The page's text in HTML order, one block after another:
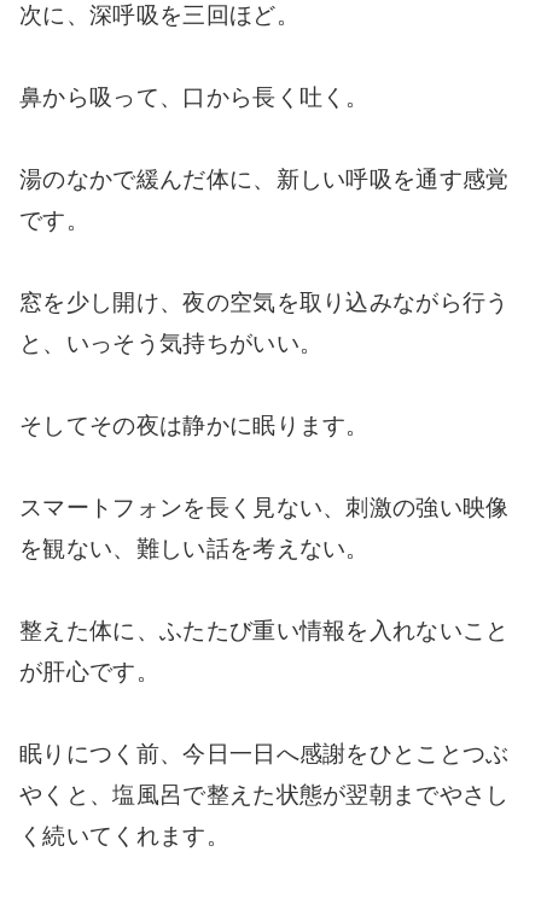
次に、深呼吸を三回ほど。
鼻から吸って、口から長く吐く。
湯のなかで緩んだ体に、新しい呼吸を通す感覚
です。
窓を少し開け、夜の空気を取り込みながら行う
と、いっそう気持ちがいい。
そしてその夜は静かに眠ります。
スマートフォンを長く見ない、刺激の強い映像
を観ない、難しい話を考えない。
整えた体に、ふたたび重い情報を入れないこと
が肝心です。
眠りにつく前、今日一日へ感謝をひとことつぶ
やくと、塩風呂で整えた状態が翌朝までやさし
く続いてくれます。